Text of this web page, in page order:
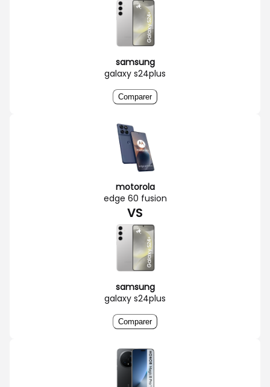
samsung
galaxy s24plus
Comparer
motorola
edge 60 fusion
VS
samsung
galaxy s24plus
Comparer